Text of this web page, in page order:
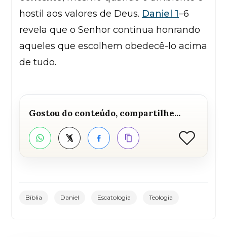
hostil aos valores de Deus. Daniel 1–6
revela que o Senhor continua honrando
aqueles que escolhem obedecê-lo acima
de tudo.
Gostou do conteúdo, compartilhe...
WhatsAppTwitter FacebookCopiar link Curtir
Bíblia Daniel Escatologia Teologia